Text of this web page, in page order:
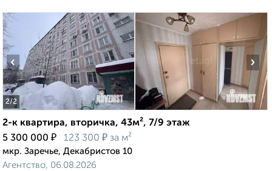
2/2
‹ ›
2-к квартира, вторичка, 43м², 7/9 этаж
5 300 000 ₽ 123 300 ₽ за м²
мкр. Заречье, Декабристов 10
Агентство, 06.08.2026